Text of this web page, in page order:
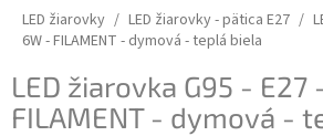
LED žiarovky LED žiarovky - pätica E27
6W - FILAMENT - dymová - teplá biela
LED žiarovka G95 - E27
FILAMENT - dymová -